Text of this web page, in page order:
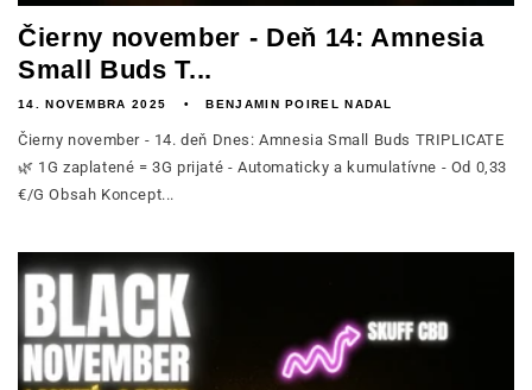
Čierny november - Deň 14: Amnesia
Small Buds T...
14. NOVEMBRA 2025 BENJAMIN POIREL NADAL
Čierny november - 14. deň Dnes: Amnesia Small Buds TRIPLICATE
🌿 1G zaplatené = 3G prijaté - Automaticky a kumulatívne - Od 0,33
€/G Obsah Koncept...